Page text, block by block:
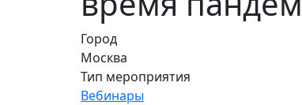
Город
Москва
Тип мероприятия
Вебинары